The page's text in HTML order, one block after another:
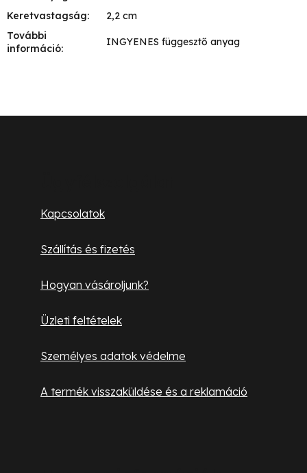
Keretvastagság:
2,2 cm
További
információ:
INGYENES függesztő anyag
Kapcsolatok
Szállítás és fizetés
Hogyan vásároljunk?
Üzleti feltételek
Személyes adatok védelme
A termék visszaküldése és a reklamáció